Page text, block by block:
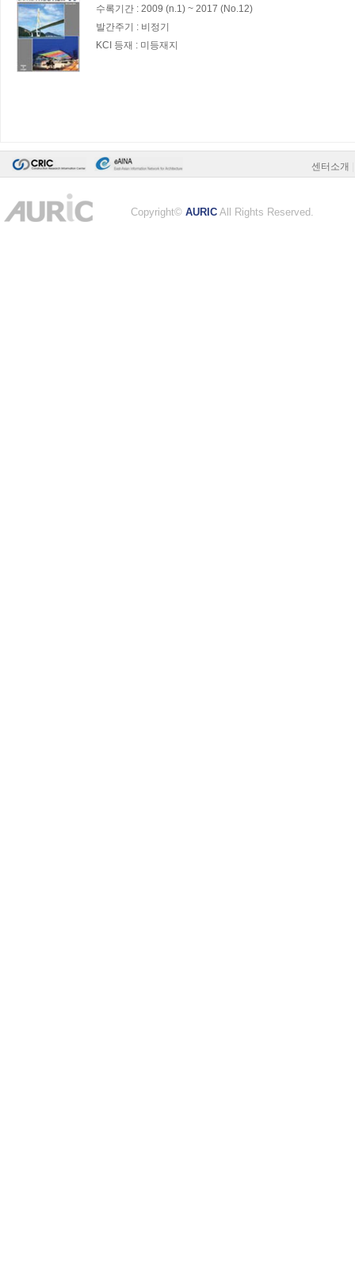
수록기간 : 2009 (n.1) ~ 2017 (No.12)
발간주기 : 비정기
KCI 등재 : 미등재지
센터소개
Copyright© AURIC All Rights Reserved.